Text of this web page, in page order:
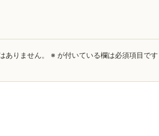
ありません。 ※ が付いている欄は必須項目です